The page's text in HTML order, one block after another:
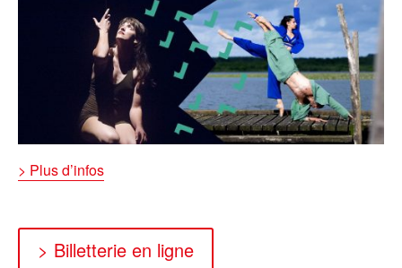
> Plus d’infos
> Billetterie en ligne